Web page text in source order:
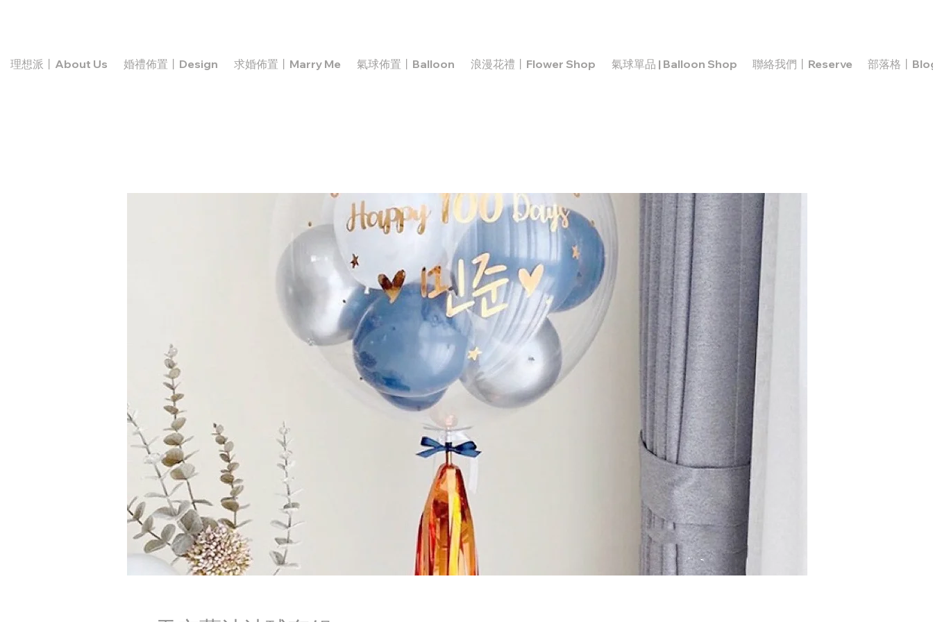
理想派丨About Us 婚禮佈置丨Design 求婚佈置丨Marry Me 氣球佈置丨Balloon 浪漫花禮丨Flower Shop 氣球單品 | Balloon Shop 聯絡我們丨Reserve 部落格丨